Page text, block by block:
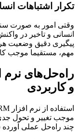
تکرار اشتباهات
وقتی امور به صورت
انسانی و تاخیر در
پیگیری دقیق وضعیت
مهم، مستقیما موجب
و کاربردی
موجب تغییر و تحول
چند راه‌حل عملی